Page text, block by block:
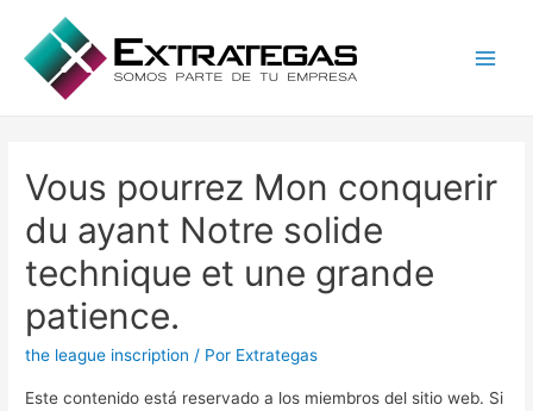
Vous pourrez Mon conquerir
du ayant Notre solide
technique et une grande
patience.
the league inscription / Por Extrategas
Este contenido está reservado a los miembros del sitio web. Si